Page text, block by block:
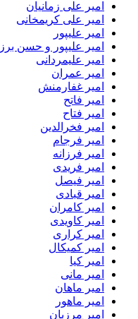
امیر علی زمانیان
امیر علی کریمخانی
امیر علیپور
امیر علیپور و حسن
امیر علیمردانی
امیر عمران
امیر غفارمنش
امیر فاتح
امیر فتاح
امیر فخرالدین
امیر فرجام
امیر فرزانه
امیر فریدی
امیر فیصل
امیر قبادی
امیر کامران
امیر کاویدی
امیر کراری
امیر کمیکال
امیر کیا
امیر مانی
امیر ماهان
امیر ماهور
امیر مرزبان